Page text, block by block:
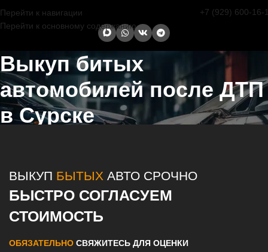
Перейти к навигации
Перейти к основному содержанию
+7 (929) 600-16-
Выкуп битых
автомобилей после ДТП
в Сурске
ВЫКУП БЫТЫХ АВТО СРОЧНО
БЫСТРО СОГЛАСУЕМ
СТОИМОСТЬ
ОБЯЗАТЕЛЬНО СВЯЖИТЕСЬ ДЛЯ ОЦЕНКИ